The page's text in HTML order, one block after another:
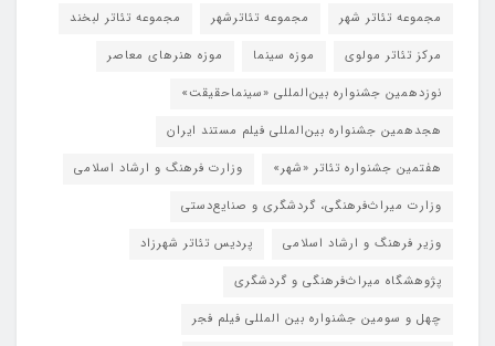
مجموعه تئاتر شهر
مجموعه تئاترشهر
مجموعه تئاتر لبخند
مرکز تئاتر مولوی
موزه سینما
موزه هنرهای معاصر
نوزدهمین جشنواره بین‌المللی «سینماحقیقت»
هجدهمین جشنواره بین‌المللی فیلم مستند ایران
هفتمین جشنواره تئاتر «شهر»
وزارت فرهنگ و ارشاد اسلامی
وزارت میراث‌فرهنگی، گردشگری و صنایع‌دستی
وزیر فرهنگ و ارشاد اسلامی
پردیس تئاتر شهرزاد
پژوهشگاه میراث‌فرهنگی و گردشگری
چهل و سومین جشنواره بین المللی فیلم فجر